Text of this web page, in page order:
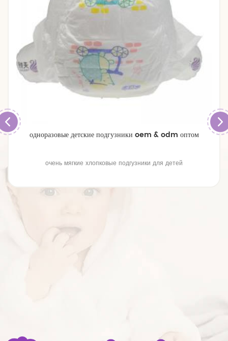
одноразовые детские подгузники oem & odm оптом
очень мягкие хлопковые подгузники для детей